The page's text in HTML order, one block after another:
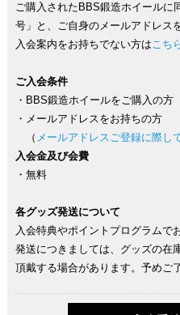
ご購入されたBBS鍛造ホイールに
号」と、ご自身のメールアドレス
入会案内をお持ちでない方はこち
ご入会条件
・BBS鍛造ホイールをご購入の方
・メールアドレスをお持ちの方
（ メールアドレスご登録に際し
入会金及び会費
・無料
各グッズ発送について
入会特典やポイントプログラムで
発送につきましては、グッズの在
頂戴する場合があります。予めご